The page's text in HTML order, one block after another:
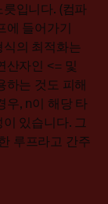
입니다. (컴파
에 들어가기
의 최적화는
산자인 <= 및
하는 것도 피해
우, n이 해당 타
있습니다. 그
루프라고 간주